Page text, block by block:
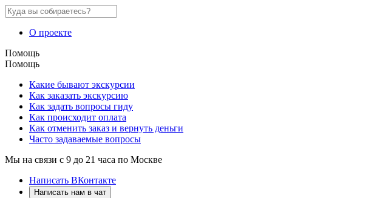
О проекте
Помощь
Помощь
Какие бывают экскурсии
Как заказать экскурсию
Как задать вопросы гиду
Как происходит оплата
Как отменить заказ и вернуть деньги
Часто задаваемые вопросы
Мы на связи с 9 до 21 часа по Москве
Написать ВКонтакте
Написать нам в чат